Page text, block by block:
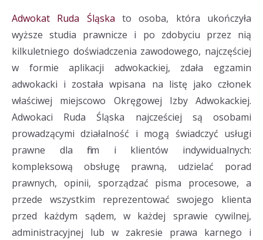
Adwokat Ruda Śląska to osoba, która ukończyła
wyższe studia prawnicze i po zdobyciu przez nią
kilkuletniego doświadczenia zawodowego, najczęściej
w formie aplikacji adwokackiej, zdała egzamin
adwokacki i została wpisana na listę jako członek
właściwej miejscowo Okręgowej Izby Adwokackiej.
Adwokaci Ruda Śląska najcześciej są osobami
prowadzącymi działalność i mogą świadczyć usługi
prawne dla firm i klientów indywidualnych:
kompleksową obsługę prawną, udzielać porad
prawnych, opinii, sporządzać pisma procesowe, a
przede wszystkim reprezentować swojego klienta
przed każdym sądem, w każdej sprawie cywilnej,
administracyjnej lub w zakresie prawa karnego i